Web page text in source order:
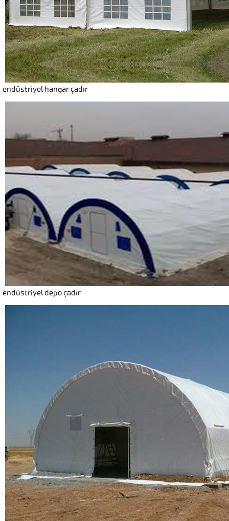
endüstriyel hangar çadır
endüstriyel depo çadır